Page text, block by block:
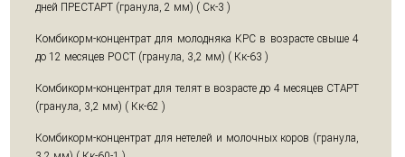
дней ПРЕСТАРТ (гранула, 2 мм) ( Ск-3 )
Комбикорм-концентрат для молодняка КРС в возрасте свыше 4
до 12 месяцев РОСТ (гранула, 3,2 мм) ( Кк-63 )
Комбикорм-концентрат для телят в возрасте до 4 месяцев СТАРТ
(гранула, 3,2 мм) ( Кк-62 )
Комбикорм-концентрат для нетелей и молочных коров (гранула,